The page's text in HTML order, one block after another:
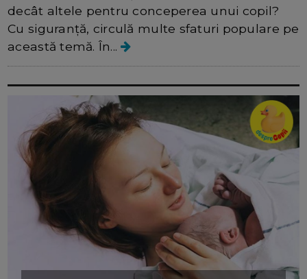
decât altele pentru conceperea unui copil?
Cu siguranță, circulă multe sfaturi populare pe
această temă. În...